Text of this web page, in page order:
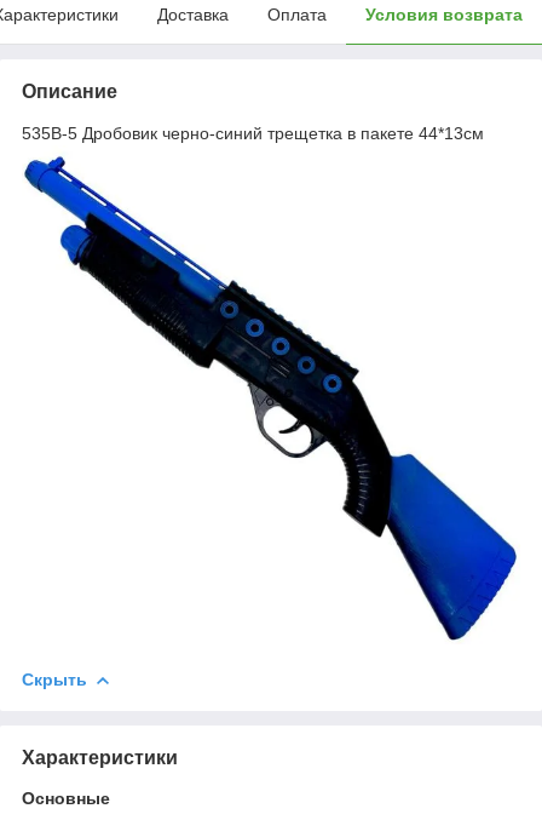
Доставка Оплата Условия возврата
Описание
535B-5 Дробовик черно-синий трещетка в пакете 44*13см
Скрыть
Характеристики
Основные